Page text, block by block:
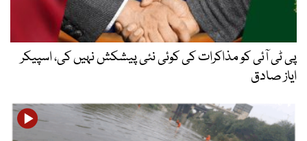
پی ٹی آئی کو مذاکرات کی کوئی نئی پیشکش نہیں کی، اسپیکر
ایاز صادق